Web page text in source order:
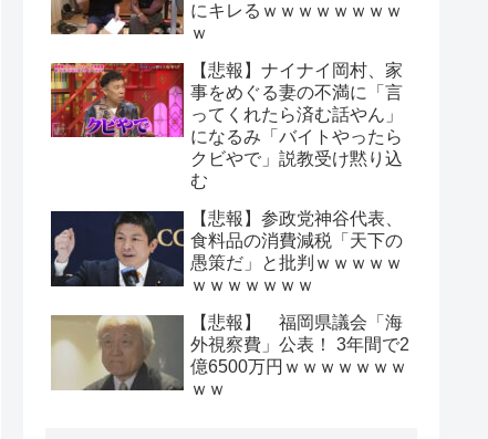
にキレるｗｗｗｗｗｗｗｗ
ｗ
【悲報】ナイナイ岡村、家
事をめぐる妻の不満に「言
ってくれたら済む話やん」
になるみ「バイトやったら
クビやで」説教受け黙り込
む
【悲報】参政党神谷代表、
食料品の消費減税「天下の
愚策だ」と批判ｗｗｗｗｗ
ｗｗｗｗｗｗｗ
【悲報】 福岡県議会「海
外視察費」公表！ 3年間で2
億6500万円ｗｗｗｗｗｗｗ
ｗｗ